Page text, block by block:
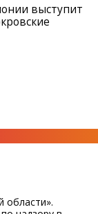
выступит
области».